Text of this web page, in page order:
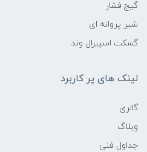
گیج فشار
شیر پروانه ای
گسکت اسپیرال وند
لینک های پر کاربرد
گالری
وبلاگ
جداول فنی